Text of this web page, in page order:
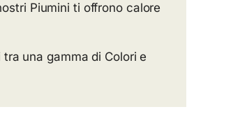
Piumini ti offrono calore
una gamma di Colori e